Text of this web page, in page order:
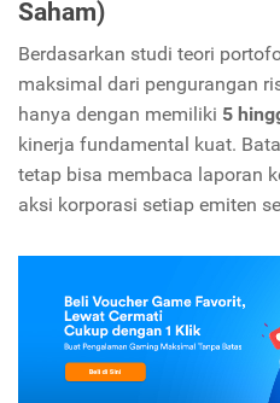
Saham)
Berdasarkan studi teori
maksimal dari pengurangan
hanya dengan memiliki 5
kinerja fundamental kuat.
tetap bisa membaca laporan
aksi korporasi setiap emiten